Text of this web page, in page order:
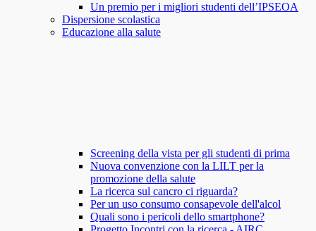
Un premio per i migliori studenti dell’IPSEOA
Dispersione scolastica
Educazione alla salute
Screening della vista per gli studenti di prima
Nuova convenzione con la LILT per la
promozione della salute
La ricerca sul cancro ci riguarda?
Per un uso consumo consapevole dell'alcol
Quali sono i pericoli dello smartphone?